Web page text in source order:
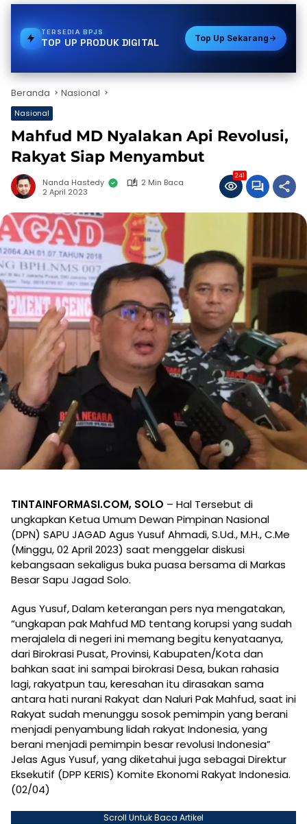
TERSEDIAGAS
TOP UP PRODUK DIGITAL Top Up Sekarang
Beranda Nasional
Nasional
Mahfud MD Nyalakan Api Revolusi,
Rakyat Siap Menyambut
Nanda Hastedy
2 Min Baca
2 April 2023
241
TINTAINFORMASI.COM, SOLO – Hal Tersebut di
ungkapkan Ketua Umum Dewan Pimpinan Nasional
(DPN) SAPU JAGAD Agus Yusuf Ahmadi, S.Ud., M.H., C.Me
(Minggu, 02 April 2023) saat menggelar diskusi
kebangsaan sekaligus buka puasa bersama di Markas
Besar Sapu Jagad Solo.
Agus Yusuf, Dalam keterangan pers nya mengatakan,
“ungkapan pak Mahfud MD tentang korupsi yang sudah
merajalela di negeri ini memang begitu kenyataanya,
dari Birokrasi Pusat, Provinsi, Kabupaten/Kota dan
bahkan saat ini sampai birokrasi Desa, bukan rahasia
lagi, rakyatpun tau, keresahan itu dirasakan sama
antara hati nurani Rakyat dan Naluri Pak Mahfud, saat ini
Rakyat sudah menunggu sosok pemimpin yang berani
menjadi penyambung lidah rakyat Indonesia, yang
berani menjadi pemimpin besar revolusi Indonesia”
Jelas Agus Yusuf, yang diketahui juga sebagai Direktur
Eksekutif (DPP KERIS) Komite Ekonomi Rakyat Indonesia.
(02/04)
Scroll Untuk Baca Artikel